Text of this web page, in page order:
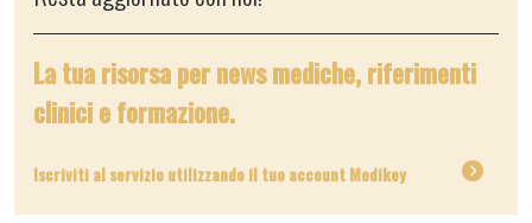
La tua risorsa per news mediche, riferimenti
clinici e formazione.
Iscriviti al servizio utilizzando il tuo account Medikey